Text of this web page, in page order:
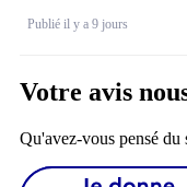
Publié il y a 9 jours
Votre avis
Qu'avez-vous pensé du